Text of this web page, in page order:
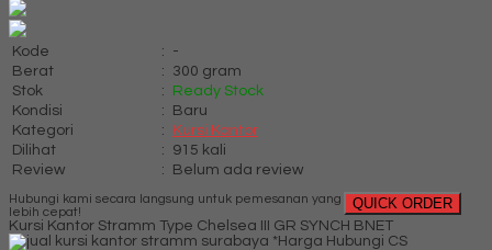
Kode :
-
Berat
:
300 gram
Stok
:
Ready Stock
Kondisi
:
Baru
Kategori
:
Kursi Kantor
Dilihat
:
915 kali
Review
: Belum ada review
QUICK ORDER
Hubungi kami secara langsung untuk pemesanan yang
lebih cepat!
Kursi Kantor Stramm Type Chelsea III GR SYNCH BNET
*Harga Hubungi CS